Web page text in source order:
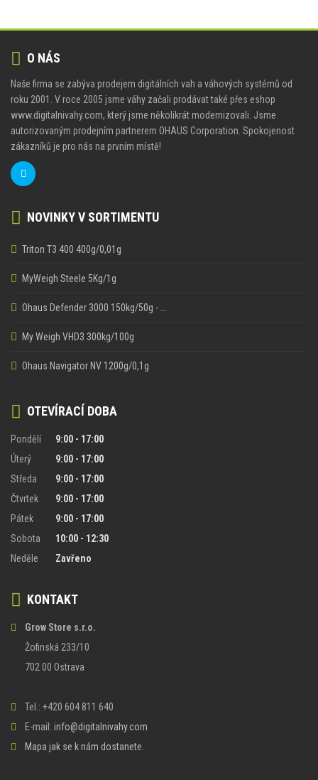
O NÁS
Naše firma se zabýva prodejem digitálních vah a váhových systémů od
roku 2001. V roce 2005 jsme váhy začali prodávat také přes eshop
www.digitalnivahy.com, který jsme několikrát modernizovali. Jsme
autorizovaným prodejním partnerem OHAUS Corporation. Spokojenost
zákazníků je pro nás na prvním místě!
NOVINKY V SORTIMENTU
Triton T3 400 400g/0,01g
MyWeigh Steele 5Kg/1g
Ohaus Defender 3000 150kg/50g - …
My Weigh VHD3 300kg/100g
Ohaus Navigator NV 1200g/0,1g
OTEVÍRACÍ DOBA
Pondělí
9:00 - 17:00
Úterý
9:00 - 17:00
Středa
9:00 - 17:00
Čtvrtek
9:00 - 17:00
Pátek
9:00 - 17:00
Sobota
10:00 - 12:30
Neděle
Zavřeno
KONTAKT
Grow Store s.r.o.
Žofinská 233/10
702 00 Ostrava
Tel.: +420 604 811 640
E-mail: info@digitalnivahy.com
Mapa jak se k nám dostanete.